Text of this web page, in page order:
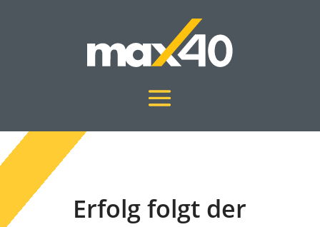
Erfolg folgt der